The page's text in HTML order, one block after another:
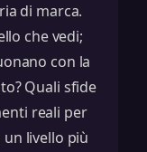
di marca.
che vedi;
con la
Quali sfide
reali per
livello più